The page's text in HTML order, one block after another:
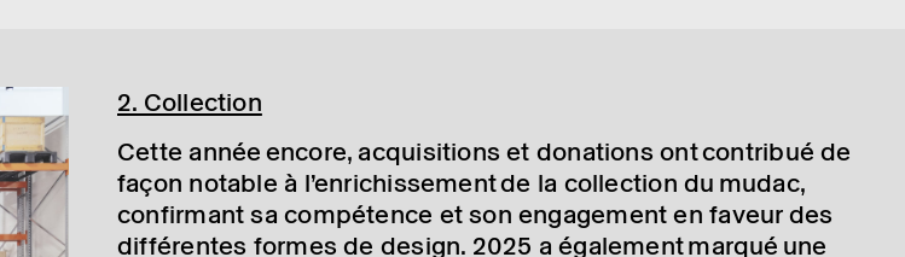
2. Collec­tion
Cette année encore, acqui­si­tions et dona­tions ont contri­bué de
façon notable à l’en­ri­chis­se­mentde la collec­tion du mudac,
confir­mant sa compé­tence et son enga­ge­ment en faveur des
diffé­rentes formes de design. 2025 a égale­ment marqué une